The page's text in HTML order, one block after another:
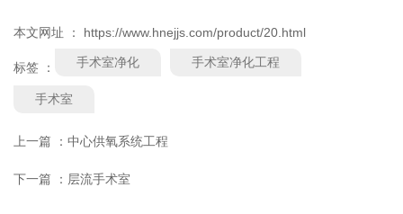
本文网址 ： https://www.hnejjs.com/product/20.html
标签 ： 手术室净化 手术室净化工程
手术室
上一篇 ： 中心供氧系统工程
下一篇 ： 层流手术室